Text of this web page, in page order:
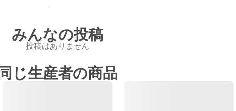
みんなの投稿
投稿はありません
同じ生産者の商品